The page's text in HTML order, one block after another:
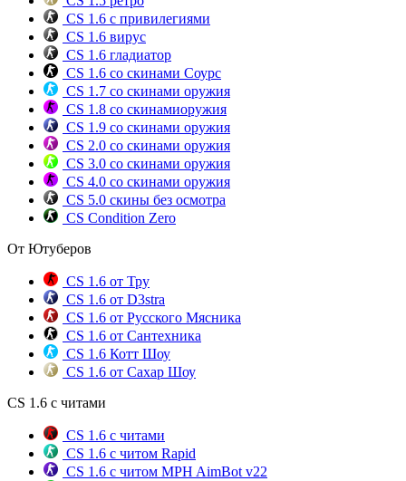
CS 1.6 с привилегиями
CS 1.6 вирус
CS 1.6 гладиатор
CS 1.6 со скинами Соурс
CS 1.7 со скинами оружия
CS 1.8 со скинамиоружия
CS 1.9 со скинами оружия
CS 2.0 со скинами оружия
CS 3.0 со скинами оружия
CS 4.0 со скинами оружия
CS 5.0 скины без осмотра
CS Condition Zero
От Ютуберов
CS 1.6 от Тру
CS 1.6 от D3stra
CS 1.6 от Русского Мясника
CS 1.6 от Сантехника
CS 1.6 Котт Шоу
CS 1.6 от Сахар Шоу
CS 1.6 с читами
CS 1.6 с читами
CS 1.6 с читом Rapid
CS 1.6 с читом MPH AimBot v22